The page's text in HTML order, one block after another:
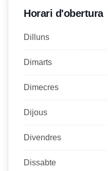
Horari d'obertura
Dilluns
Dimarts
Dimecres
Dijous
Divendres
Dissabte